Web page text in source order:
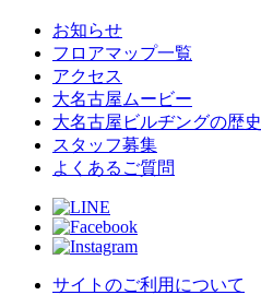
お知らせ
フロアマップ一覧
アクセス
大名古屋ムービー
大名古屋ビルヂングの歴史
スタッフ募集
よくあるご質問
サイトのご利用について